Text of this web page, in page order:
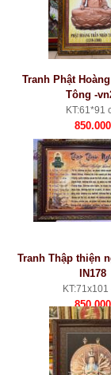
Tranh Phật
Tông -
KT:61*91
850.000
Tranh Thập thiện
IN178
KT:71x101
850.000